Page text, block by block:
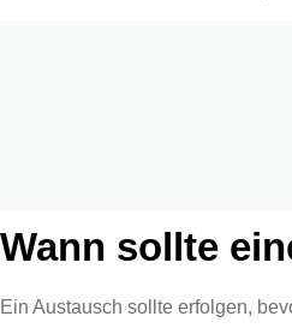
Wann sollte
Ein Austausch sollte erfolgen,